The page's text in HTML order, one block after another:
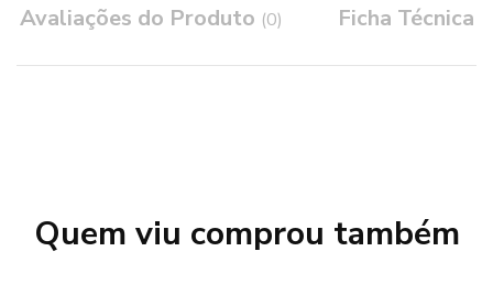
Avaliações do Produto (0) Ficha Técnica
Quem viu comprou também